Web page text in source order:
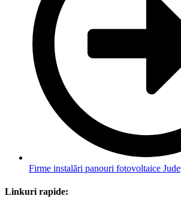
Firme instalări panouri fotovoltaice
Linkuri rapide: